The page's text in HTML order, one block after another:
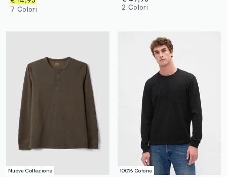
7 Colori
2 Colori
Nuova Collezione 100% Cotone